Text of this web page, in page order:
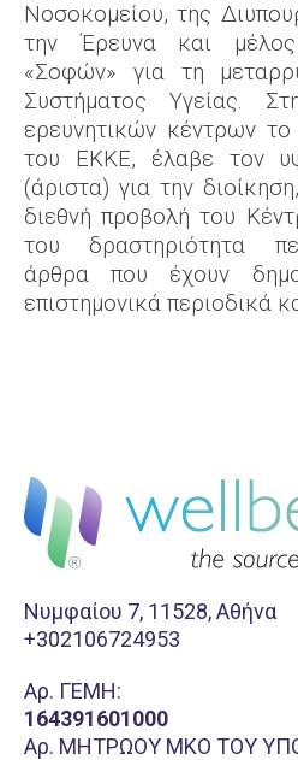
Νοσοκομείου, της
την Έρευνα και
«Σοφών» για τη
Συστήματος Υγείας.
ερευνητικών κέντρων
του ΕΚΚΕ, έλαβε τον
(άριστα) για την
διεθνή προβολή του
του δραστηριότητα
άρθρα που έχουν
επιστημονικά περιοδικά
Νυμφαίου 7, 11528, Αθήνα
+302106724953
Aρ. ΓΕΜΗ:
164391601000
Αρ. ΜΗΤΡΩΟΥ ΜΚΟ ΤΟΥ